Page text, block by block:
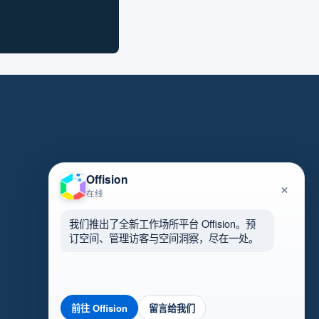
Offision
在线 ×
我们推出了全新工作场所平台 Offision。预
订空间、管理访客与空间洞察，尽在一处。
前往 Offision 留言给我们